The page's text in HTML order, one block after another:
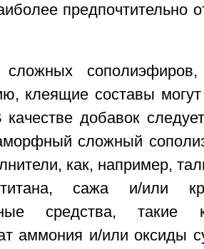
предпочтительно
клеящие составы
добавок
сложный
как, например,
сажа и/или
средства, такие
аммония и/или оксиды